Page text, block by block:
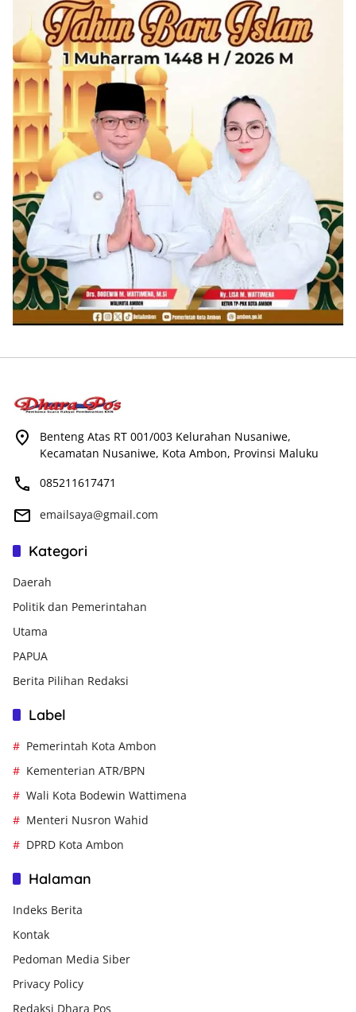
Benteng Atas RT 001/003 Kelurahan Nusaniwe,
Kecamatan Nusaniwe, Kota Ambon, Provinsi Maluku
085211617471
emailsaya@gmail.com
Kategori
Daerah
Politik dan Pemerintahan
Utama
PAPUA
Berita Pilihan Redaksi
Label
Pemerintah Kota Ambon
Kementerian ATR/BPN
Wali Kota Bodewin Wattimena
Menteri Nusron Wahid
DPRD Kota Ambon
Halaman
Indeks Berita
Kontak
Pedoman Media Siber
Privacy Policy
Redaksi Dhara Pos